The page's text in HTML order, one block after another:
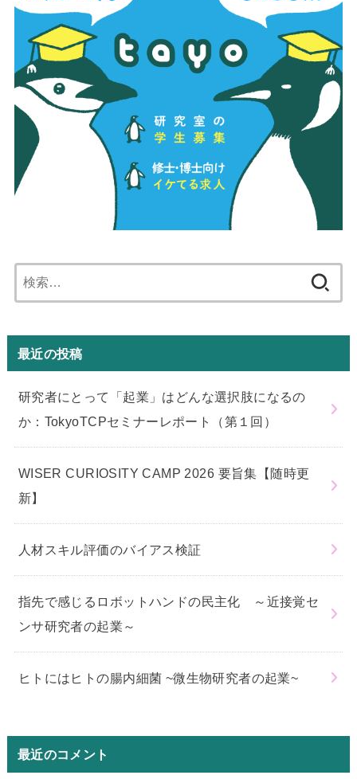
索:
最近の投稿
研究者にとって「起業」はどんな選択肢になるの
か：TokyoTCPセミナーレポート（第１回）
WISER CURIOSITY CAMP 2026 要旨集【随時更
新】
人材スキル評価のバイアス検証
指先で感じるロボットハンドの民主化 ～近接覚セ
ンサ研究者の起業～
ヒトにはヒトの腸内細菌 ~微生物研究者の起業~
最近のコメント